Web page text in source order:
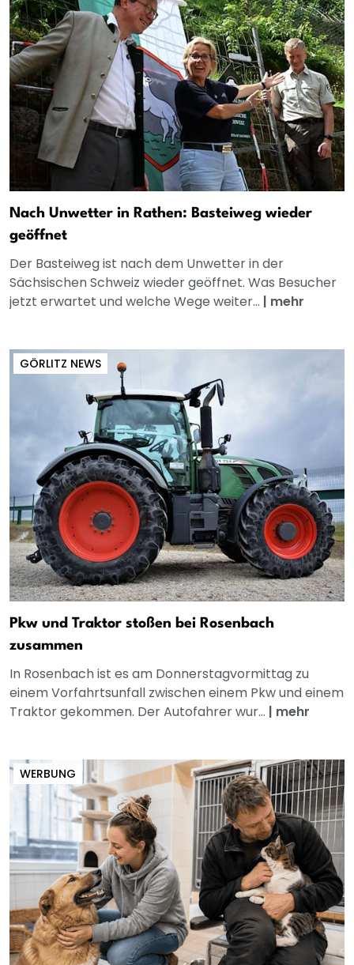
Nach Unwetter in Rathen: Basteiweg wieder
geöffnet
Der Basteiweg ist nach dem Unwetter in der
Sächsischen Schweiz wieder geöffnet. Was Besucher
jetzt erwartet und welche Wege weiter... | mehr
GÖRLITZ NEWS
Pkw und Traktor stoßen bei Rosenbach
zusammen
In Rosenbach ist es am Donnerstagvormittag zu
einem Vorfahrtsunfall zwischen einem Pkw und einem
Traktor gekommen. Der Autofahrer wur... | mehr
WERBUNG